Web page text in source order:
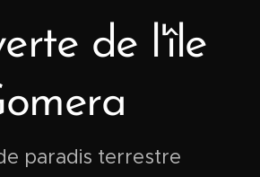
de l'île
paradis terrestre